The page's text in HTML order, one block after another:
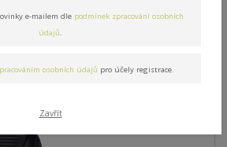
vlasů
HC5200
e-mailem dle podmínek zpracování osobních
údajů.
osobních údajů pro účely registrace.
Zavřít